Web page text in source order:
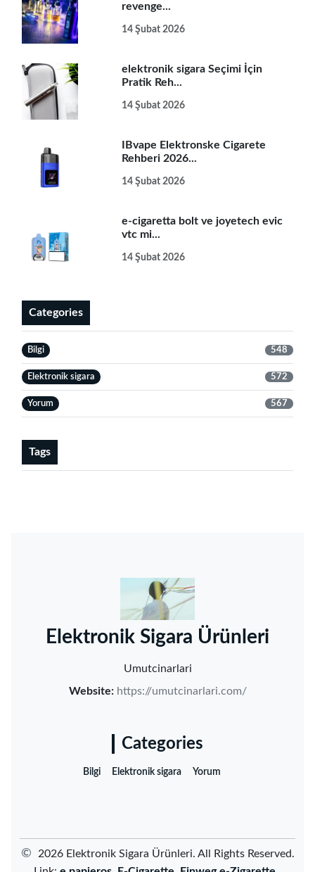
revenge...
14 Şubat 2026
elektronik sigara Seçimi İçin
Pratik Reh...
14 Şubat 2026
IBvape Elektronske Cigarete
Rehberi 2026...
14 Şubat 2026
e-cigaretta bolt ve joyetech evic
vtc mi...
14 Şubat 2026
Categories
Bilgi 548
Elektronik sigara 572
Yorum 567
Tags
‌Elektronik Sigara Ürünleri‌
Umutcinarlari
Website: https://umutcinarlari.com/
Categories
Bilgi Elektronik sigara Yorum
©
2026 ‌Elektronik Sigara Ürünleri‌. All Rights Reserved.